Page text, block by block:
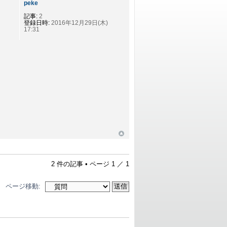
peke
記事:2
登録日時:2016年12月29日(木)
17:31
2 件の記事 • ページ 1 ／ 1
ページ移動: